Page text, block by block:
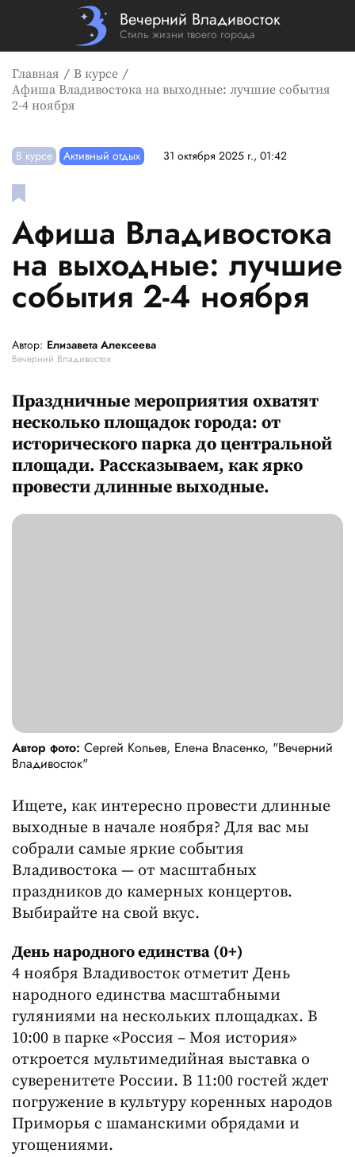
Вечерний Владивосток
Стиль жизни твоего города
Главная
В курсе
Афиша Владивостока на выходные: лучшие события
2-4 ноября
В курсе Активный отдых 31 октября 2025 г., 01:42
Афиша Владивостока
на выходные: лучшие
события 2-4 ноября
Автор: Елизавета Алексеева
Вечерний Владивосток
Праздничные мероприятия охватят
несколько площадок города: от
исторического парка до центральной
площади. Рассказываем, как ярко
провести длинные выходные.
Автор фото: Сергей Копьев, Елена Власенко, "Вечерний
Владивосток"
Ищете, как интересно провести длинные
выходные в начале ноября? Для вас мы
собрали самые яркие события
Владивостока — от масштабных
праздников до камерных концертов.
Выбирайте на свой вкус.
День народного единства (0+)
4 ноября Владивосток отметит День
народного единства масштабными
гуляниями на нескольких площадках. В
10:00 в парке «Россия – Моя история»
откроется мультимедийная выставка о
суверенитете России. В 11:00 гостей ждет
погружение в культуру коренных народов
Приморья с шаманскими обрядами и
угощениями.